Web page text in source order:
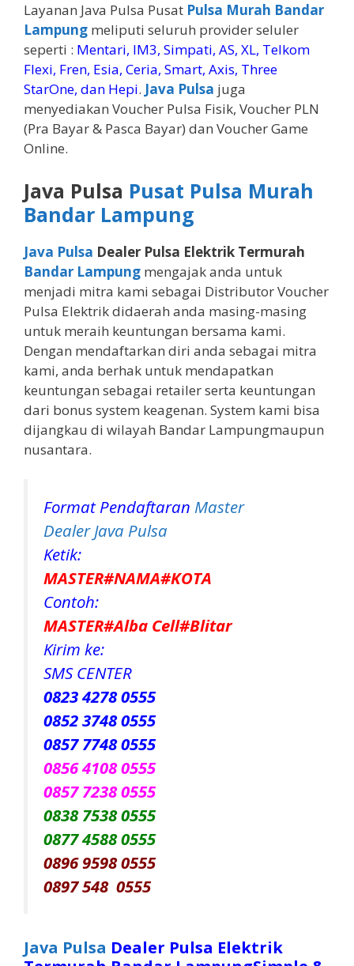
Layanan Java Pulsa Pusat Pulsa Murah Bandar
Lampung meliputi seluruh provider seluler
seperti : Mentari, IM3, Simpati, AS, XL, Telkom
Flexi, Fren, Esia, Ceria, Smart, Axis, Three
StarOne, dan Hepi. Java Pulsa juga
menyediakan Voucher Pulsa Fisik, Voucher PLN
(Pra Bayar & Pasca Bayar) dan Voucher Game
Online.
Java Pulsa Pusat Pulsa Murah
Bandar Lampung
Java Pulsa Dealer Pulsa Elektrik Termurah
Bandar Lampung mengajak anda untuk
menjadi mitra kami sebagai Distributor Voucher
Pulsa Elektrik didaerah anda masing-masing
untuk meraih keuntungan bersama kami.
Dengan mendaftarkan diri anda sebagai mitra
kami, anda berhak untuk mendapatkan
keuntungan sebagai retailer serta keuntungan
dari bonus system keagenan. System kami bisa
dijangkau di wilayah Bandar Lampungmaupun
nusantara.
Format Pendaftaran Master
Dealer Java Pulsa
Ketik:
MASTER#NAMA#KOTA
Contoh:
MASTER#Alba Cell#Blitar
Kirim ke:
SMS CENTER
0823 4278 0555
0852 3748 0555
0857 7748 0555
0856 4108 0555
0857 7238 0555
0838 7538 0555
0877 4588 0555
0896 9598 0555
0897 548 0555
Java Pulsa Dealer Pulsa Elektrik